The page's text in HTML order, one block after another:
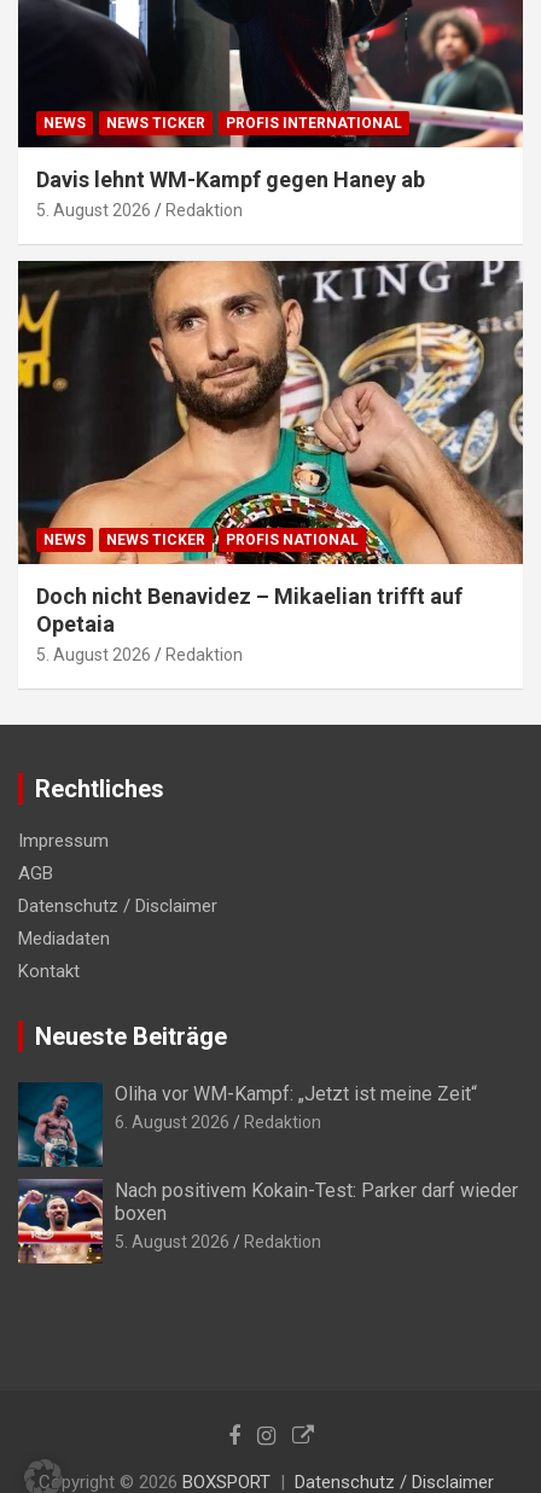
NEWS NEWS TICKER PROFIS INTERNATIONAL
Davis lehnt WM-Kampf gegen Haney ab
5. August 2026 Redaktion
NEWS NEWS TICKER PROFIS NATIONAL
Doch nicht Benavidez – Mikaelian trifft auf
Opetaia
5. August 2026 Redaktion
Rechtliches
Impressum
AGB
Datenschutz / Disclaimer
Mediadaten
Kontakt
Neueste Beiträge
Oliha vor WM-Kampf: „Jetzt ist meine Zeit“
6. August 2026 Redaktion
Nach positivem Kokain-Test: Parker darf wieder
boxen
5. August 2026 Redaktion
Copyright © 2026 BOXSPORT Datenschutz / Disclaimer